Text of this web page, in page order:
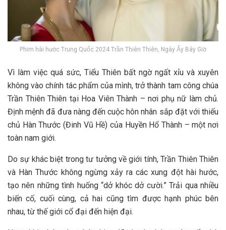
Phim hài hước Trung Quốc 2024 Trần Thiên Thiên, Ngày Ấy Bây Giờ
Vì làm việc quá sức, Tiểu Thiên bất ngờ ngất xỉu và xuyên
không vào chính tác phẩm của mình, trở thành tam công chúa
Trần Thiên Thiên tại Hoa Viên Thành – nơi phụ nữ làm chủ.
Định mệnh đã đưa nàng đến cuộc hôn nhân sắp đặt với thiếu
chủ Hàn Thước (Đinh Vũ Hề) của Huyền Hổ Thành – một nơi
toàn nam giới.
Do sự khác biệt trong tư tưởng về giới tính, Trần Thiên Thiên
và Hàn Thước không ngừng xảy ra các xung đột hài hước,
tạo nên những tình huống “dở khóc dở cười.” Trải qua nhiều
biến cố, cuối cùng, cả hai cũng tìm được hạnh phúc bên
nhau, từ thế giới cổ đại đến hiện đại.